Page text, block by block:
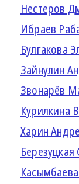
Нестеров
Ибраев
Булгакова
Зайнулин
Звонарёв
Курилкина
Харин
Березуцкая